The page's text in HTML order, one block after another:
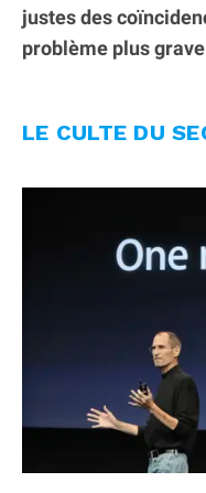
justes des
problème plus
LE CULTE DU